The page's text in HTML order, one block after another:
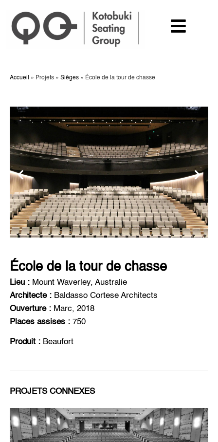
Accueil » Projets » Sièges » École de la tour de chasse
École de la tour de chasse
Lieu : Mount Waverley, Australie
Architecte : Baldasso Cortese Architects
Ouverture : Marc, 2018
Places assises : 750
Produit : Beaufort
PROJETS CONNEXES